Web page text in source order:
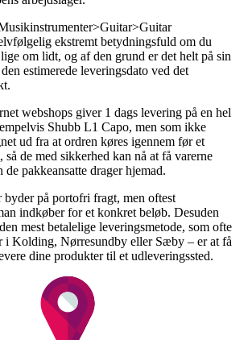
ekstremt betydningsfuld om du
om lidt, og af den grund er det helt på sin
estimerede leveringsdato ved det
webshops giver 1 dags levering på en hel
Shubb L1 Capo, men som ikke
ud fra at ordren køres igennem før et
de med sikkerhed kan nå at få varerne
de pakkeansatte drager hjemad.
på portofri fragt, men oftest
indkøber for et konkret beløb. Desuden
mest betalelige leveringsmetode, som ofte
i Kolding, Nørresundby eller Sæby – er at få
dine produkter til et udleveringssted.